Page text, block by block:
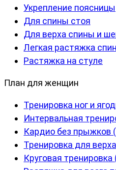
Укрепление поясницы
Для спины стоя
Для верха спины и
Легкая растяжка
Растяжка на стуле
План для женщин
Тренировка ног и
Интервальная
Кардио без прыжков
Тренировка для
Круговая тренировка